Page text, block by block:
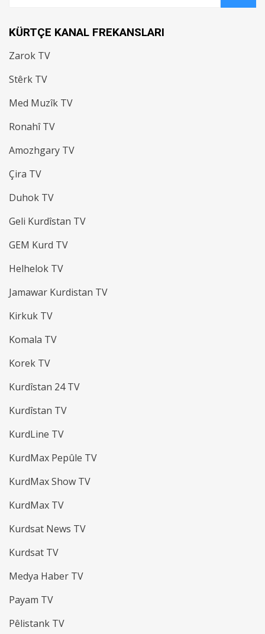
KÜRTÇE KANAL FREKANSLARI
Zarok TV
Stêrk TV
Med Muzîk TV
Ronahî TV
Amozhgary TV
Çira TV
Duhok TV
Geli Kurdîstan TV
GEM Kurd TV
Helhelok TV
Jamawar Kurdistan TV
Kirkuk TV
Komala TV
Korek TV
Kurdîstan 24 TV
Kurdîstan TV
KurdLine TV
KurdMax Pepûle TV
KurdMax Show TV
KurdMax TV
Kurdsat News TV
Kurdsat TV
Medya Haber TV
Payam TV
Pêlistank TV